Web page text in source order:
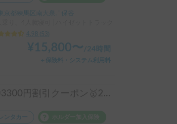
東京都練馬区南大泉, ' 保谷
4.98 53
¥ 15,800〜/24時間
＋保険料・システム利用料
🎁3300円割引クーポン🥇25年上半期人気No.1「動くログハウス🪵」【カップルに大人気✨】【ペット旅🐕】📌内容充実なのに格安の「オリジナル保険プラン」を準備👍
レンタカー